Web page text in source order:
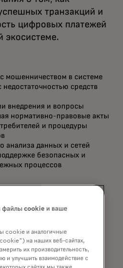
транзакций и
цифровых платежей
экосистеме.
мошенничеством в системе
средств
внедрения и вопросы
нормативно-правовые акты
и процедуры
анализа данных и сетей
безопасных и
процессов
файлы cookie и ваше
cookie и аналогичные
на наших веб-сайтах,
их производительность,
и улучшить взаимодействие с